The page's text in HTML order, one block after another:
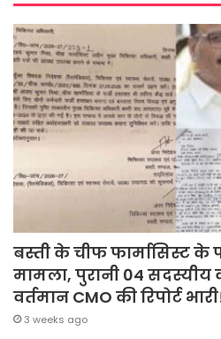
बस्ती के चीफ फार्मासिस्ट के
मामला, पुरानी 04 सदस्यीय
वर्तमान CMO की रिपोर्ट
3 weeks ago